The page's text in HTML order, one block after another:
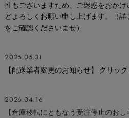
性もございますため、ご迷惑をおか
どよろしくお願い申し上げます。（
をご確認くださいませ）
2026.05.31
【配送業者変更のお知らせ】 クリッ
2026.04.16
【倉庫移転にともなう受注停止のお